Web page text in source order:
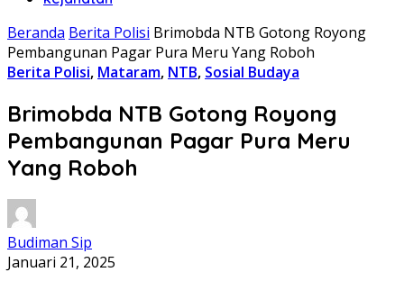
Beranda Berita Polisi Brimobda NTB Gotong Royong
Pembangunan Pagar Pura Meru Yang Roboh
Berita Polisi, Mataram, NTB, Sosial Budaya
Brimobda NTB Gotong Royong
Pembangunan Pagar Pura Meru
Yang Roboh
Budiman Sip
Januari 21, 2025